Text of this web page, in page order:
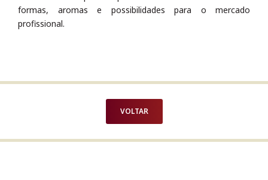
formas, aromas e possibilidades para o mercado
profissional.
VOLTAR